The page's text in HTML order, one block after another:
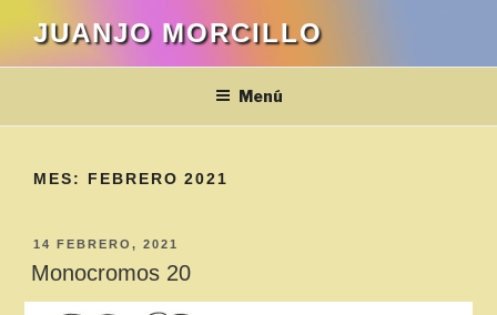
contenido
JUANJO MORCILLO
Menú
MES: FEBRERO 2021
PUBLICADO
EL
14 FEBRERO, 2021
Monocromos 20